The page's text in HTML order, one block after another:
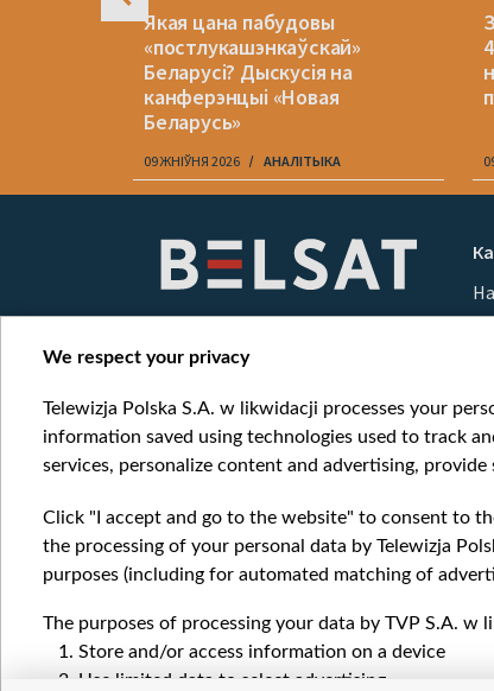
Якая цана пабудовы
«постлукашэнкаўскай»
Беларусі? Дыскусія на
канферэнцыі «Новая
Беларусь»
09 ЖНІЎНЯ 2026 АНАЛІТЫКА
We respect your privacy
Telewizja Polska S.A. w likwidacji processes your
information saved using technologies used to track
services, personalize content and advertising,
Click "I accept and go to the website" to consent to
the processing of your personal data by Telewizja
purposes (including for automated matching of
The purposes of processing your data by TVP S.A. w
Store and/or access information on a device
Use limited data to select advertising